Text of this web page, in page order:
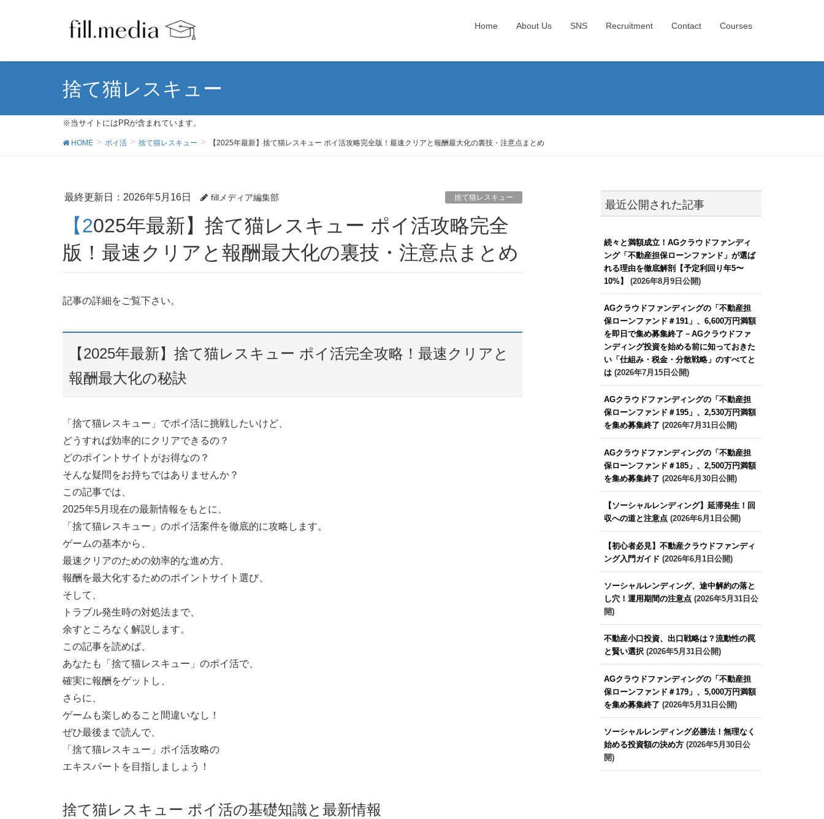
Home About Us SNS Recruitment Contact Courses
捨て猫レスキュー
※当サイトにはPRが含まれています。
HOME ポイ活 捨て猫レスキュー 【2025年最新】捨て猫レスキュー ポイ活攻略完全版！最速クリアと報酬最大化の裏技・注意点まとめ
最終更新日：2026年5月16日 fillメディア編集部 捨て猫レスキュー
【2025年最新】捨て猫レスキュー ポイ活攻略完全
版！最速クリアと報酬最大化の裏技・注意点まとめ
記事の詳細をご覧下さい。
【2025年最新】捨て猫レスキュー ポイ活完全攻略！最速クリアと
報酬最大化の秘訣
「捨て猫レスキュー」でポイ活に挑戦したいけど、
どうすれば効率的にクリアできるの？
どのポイントサイトがお得なの？
そんな疑問をお持ちではありませんか？
この記事では、
2025年5月現在の最新情報をもとに、
「捨て猫レスキュー」のポイ活案件を徹底的に攻略します。
ゲームの基本から、
最速クリアのための効率的な進め方、
報酬を最大化するためのポイントサイト選び、
そして、
トラブル発生時の対処法まで、
余すところなく解説します。
この記事を読めば、
あなたも「捨て猫レスキュー」のポイ活で、
確実に報酬をゲットし、
さらに、
ゲームも楽しめること間違いなし！
ぜひ最後まで読んで、
「捨て猫レスキュー」ポイ活攻略の
エキスパートを目指しましょう！
捨て猫レスキュー ポイ活の基礎知識と最新情報
最近公開された記事
続々と満額成立！AGクラウドファンディ
ング「不動産担保ローンファンド」が選ば
れる理由を徹底解剖【予定利回り年5〜
10%】
(2026年8月9日公開)
AGクラウドファンディングの「不動産担
保ローンファンド＃191」、6,600万円満額
を即日で集め募集終了－AGクラウドファ
ンディング投資を始める前に知っておきた
い「仕組み・税金・分散戦略」のすべてと
は(2026年7月15日公開)
AGクラウドファンディングの「不動産担
保ローンファンド＃195」、2,530万円満額
を集め募集終了 (2026年7月31日公開)
AGクラウドファンディングの「不動産担
保ローンファンド＃185」、2,500万円満額
を集め募集終了 (2026年6月30日公開)
【ソーシャルレンディング】延滞発生！回
収への道と注意点(2026年6月1日公開)
【初心者必見】不動産クラウドファンディ
ング入門ガイド (2026年6月1日公開)
ソーシャルレンディング、途中解約の落と
し穴！運用期間の注意点(2026年5月31日公
開)
不動産小口投資、出口戦略は？流動性の罠
と賢い選択(2026年5月31日公開)
AGクラウドファンディングの「不動産担
保ローンファンド＃179」、5,000万円満額
を集め募集終了 (2026年5月31日公開)
ソーシャルレンディング必勝法！無理なく
始める投資額の決め方(2026年5月30日公
開)